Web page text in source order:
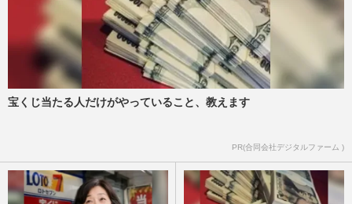
宝くじ当たる人だけがやっていること、教えます
PR(合同会社デジタルファーム )